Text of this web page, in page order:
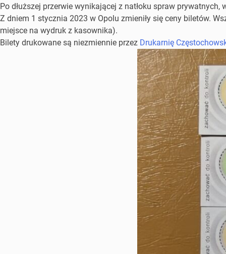
Po dłuższej przerwie wynikającej z natłoku spraw
Z dniem 1 stycznia 2023 w Opolu zmieniły się ceny biletów.
miejsce na wydruk z kasownika).
Bilety drukowane są niezmiennie przez Drukarnię